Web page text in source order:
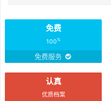
免费
100%
免费服务
认真
优质档案